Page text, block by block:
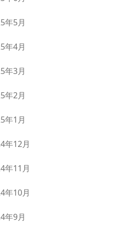
年5月
年4月
年3月
年2月
年1月
年12月
年11月
年10月
年9月